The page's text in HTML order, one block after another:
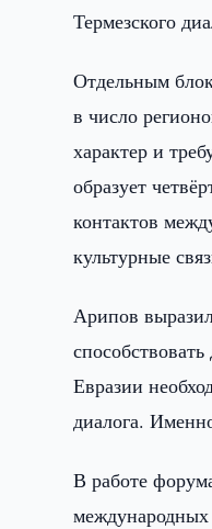
Термезского
Отдельным
в число
характер и
образует
контактов
культурные
Арипов
Евразии
диалога.
В работе